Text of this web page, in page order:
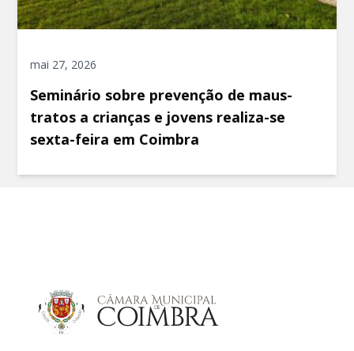
mai 27, 2026
Seminário sobre prevenção de maus-
tratos a crianças e jovens realiza-se
sexta-feira em Coimbra